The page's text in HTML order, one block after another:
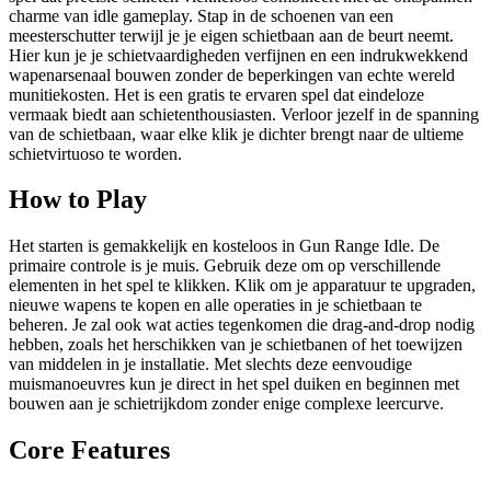
charme van idle gameplay. Stap in de schoenen van een
meesterschutter terwijl je je eigen schietbaan aan de beurt neemt.
Hier kun je je schietvaardigheden verfijnen en een indrukwekkend
wapenarsenaal bouwen zonder de beperkingen van echte wereld
munitiekosten. Het is een gratis te ervaren spel dat eindeloze
vermaak biedt aan schietenthousiasten. Verloor jezelf in de spanning
van de schietbaan, waar elke klik je dichter brengt naar de ultieme
schietvirtuoso te worden.
How to Play
Het starten is gemakkelijk en kosteloos in Gun Range Idle. De
primaire controle is je muis. Gebruik deze om op verschillende
elementen in het spel te klikken. Klik om je apparatuur te upgraden,
nieuwe wapens te kopen en alle operaties in je schietbaan te
beheren. Je zal ook wat acties tegenkomen die drag-and-drop nodig
hebben, zoals het herschikken van je schietbanen of het toewijzen
van middelen in je installatie. Met slechts deze eenvoudige
muismanoeuvres kun je direct in het spel duiken en beginnen met
bouwen aan je schietrijkdom zonder enige complexe leercurve.
Core Features